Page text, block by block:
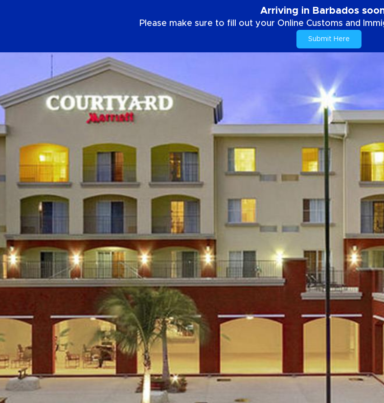
Arriving in Barbados
Please make sure to fill out your Online Customs and
Submit Here